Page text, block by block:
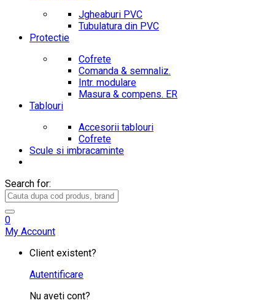
Jgheaburi PVC
Tubulatura din PVC
Protectie
Cofrete
Comanda & semnaliz.
Intr. modulare
Masura & compens. ER
Tablouri
Accesorii tablouri
Cofrete
Scule si imbracaminte
Search for:
0
My Account
Client existent?
Autentificare
Nu aveti cont?